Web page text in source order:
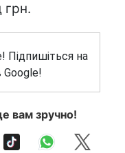
грн.
Підпишіться на
Google!
вам зручно!